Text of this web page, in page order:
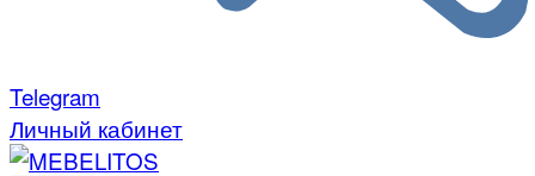
Telegram
Личный кабинет